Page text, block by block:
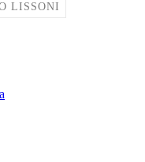
LISSONI